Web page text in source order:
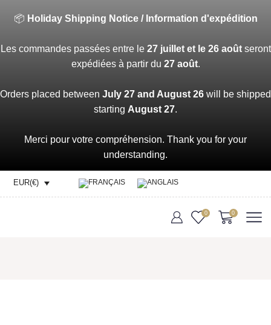
📦 Holiday Shipping Notice / Information d'expédition
Les commandes passées entre le 27 juillet et le 26 aoûtseront
expédiées à partir du 27 août.
Orders placed between July 27 and August 26 will be shipped
starting August 27.
Merci pour votre compréhension. Thank you for your
understanding.
EUR(€)
0 0